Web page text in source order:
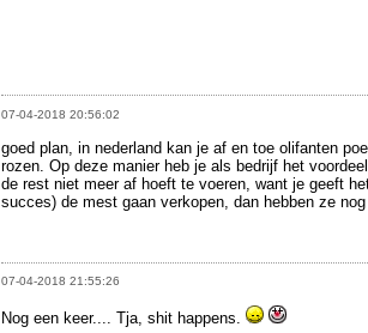
07-04-2018 20:56:02
goed plan, in nederland kan je af en toe olifanten
rozen. Op deze manier heb je als bedrijf het
de rest niet meer af hoeft te voeren, want je geeft
succes) de mest gaan verkopen, dan hebben ze
07-04-2018 21:55:26
Nog een keer.... Tja, shit happens.